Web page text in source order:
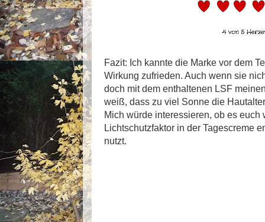
Fazit: Ich kannte die Marke vor dem
Wirkung zufrieden. Auch wenn sie
doch mit dem enthaltenen LSF
weiß, dass zu viel Sonne die
Mich würde interessieren, ob es euch
Lichtschutzfaktor in der Tagescreme
nutzt.